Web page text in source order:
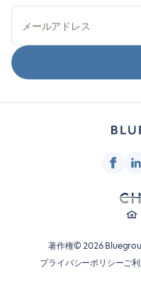
メールアドレス
著作権© 2026
プライバシーポリシーご